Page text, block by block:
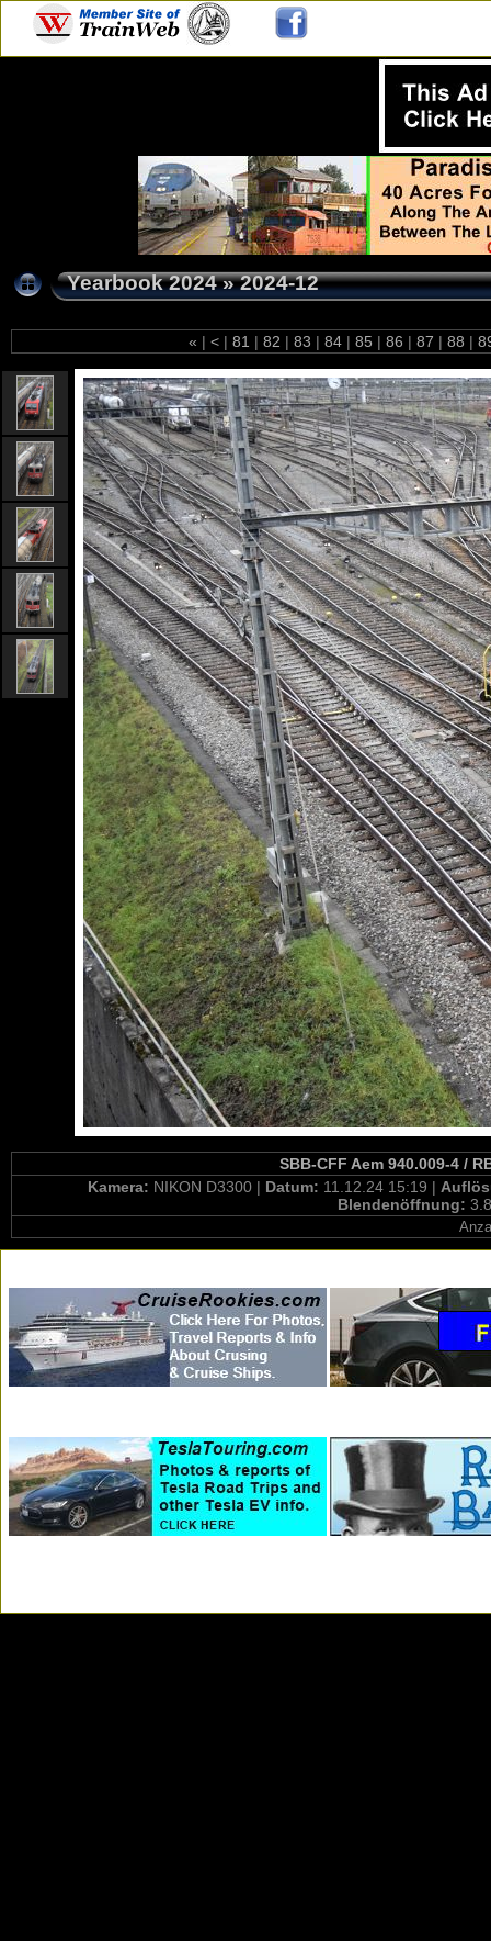
Yearbook 2024»2024-12
« | < | 81 | 82 | 83 | 84 | 85 | 86 | 87 | 88 |
SBB-CFF Aem 940.009-4 /
Kamera: NIKON D3300 | Datum: 11.12.24 15:19 |
Blendenöffnung: